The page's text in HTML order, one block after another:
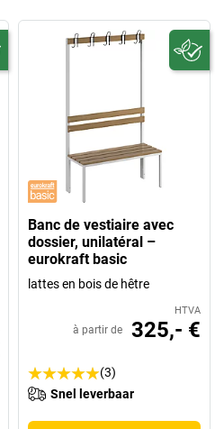
Banc de vestiaire avec
dossier, unilatéral –
eurokraft basic
lattes en bois de hêtre
HTVA
à partir de 325,- €
(3)
Snel leverbaar